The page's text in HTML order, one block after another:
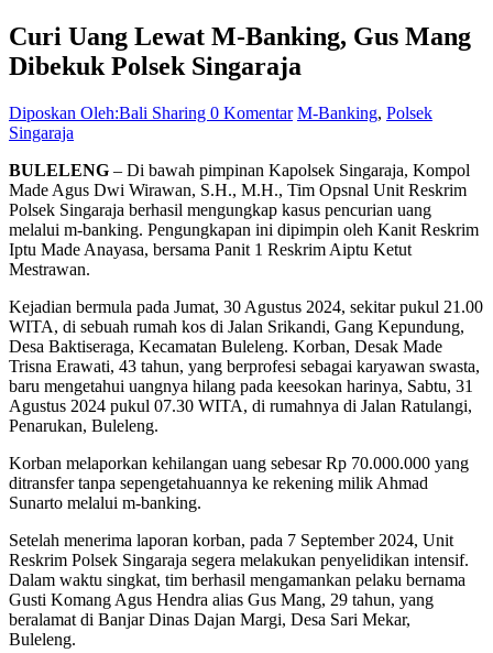
Curi Uang Lewat M-Banking, Gus Mang
Dibekuk Polsek Singaraja
Diposkan Oleh:Bali Sharing 0 Komentar M-Banking, Polsek
Singaraja
BULELENG – Di bawah pimpinan Kapolsek Singaraja, Kompol
Made Agus Dwi Wirawan, S.H., M.H., Tim Opsnal Unit Reskrim
Polsek Singaraja berhasil mengungkap kasus pencurian uang
melalui m-banking. Pengungkapan ini dipimpin oleh Kanit Reskrim
Iptu Made Anayasa, bersama Panit 1 Reskrim Aiptu Ketut
Mestrawan.
Kejadian bermula pada Jumat, 30 Agustus 2024, sekitar pukul 21.00
WITA, di sebuah rumah kos di Jalan Srikandi, Gang Kepundung,
Desa Baktiseraga, Kecamatan Buleleng. Korban, Desak Made
Trisna Erawati, 43 tahun, yang berprofesi sebagai karyawan swasta,
baru mengetahui uangnya hilang pada keesokan harinya, Sabtu, 31
Agustus 2024 pukul 07.30 WITA, di rumahnya di Jalan Ratulangi,
Penarukan, Buleleng.
Korban melaporkan kehilangan uang sebesar Rp 70.000.000 yang
ditransfer tanpa sepengetahuannya ke rekening milik Ahmad
Sunarto melalui m-banking.
Setelah menerima laporan korban, pada 7 September 2024, Unit
Reskrim Polsek Singaraja segera melakukan penyelidikan intensif.
Dalam waktu singkat, tim berhasil mengamankan pelaku bernama
Gusti Komang Agus Hendra alias Gus Mang, 29 tahun, yang
beralamat di Banjar Dinas Dajan Margi, Desa Sari Mekar,
Buleleng.